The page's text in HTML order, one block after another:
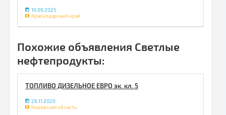
10.09.2025
Краснодарский край
Похожие объявления Светлые
нефтепродукты:
ТОПЛИВО ДИЗЕЛЬНОЕ ЕВРО эк. кл. 5
26.11.2020
Кировская область